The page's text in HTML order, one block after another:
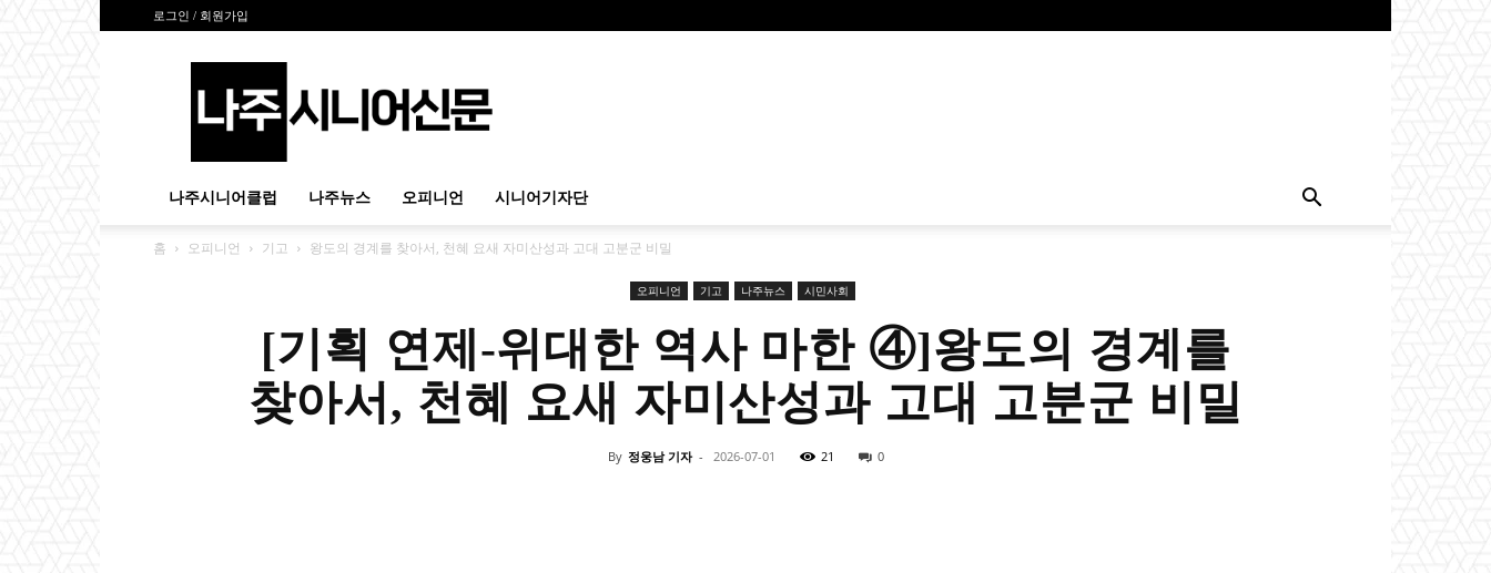
로그인 / 회원가입
시
신
문
나주시니어클럽 나주뉴스 오피니언 시니어기자단
홈 오피니언 기고 왕도의 경계를 찾아서, 천혜 요새 자미산성과 고대 고분군 비밀
오피니언 기고 나주뉴스 시민사회
[기획 연제-위대한 역사 마한 ④]왕도의 경계를
찾아서, 천혜 요새 자미산성과 고대 고분군 비밀
By 정웅남 기자 - 2026-07-01 21 0